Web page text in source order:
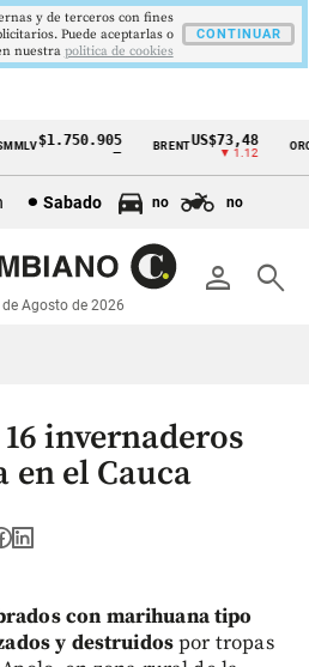
$1.750.905 BRENTUS$73,48
▼ 1.12
ORO
Sabado no no
person search
de Agosto de 2026
invernaderos
en el Cauca
con marihuana tipo
y destruidospor tropas
y de terceros con fines
Puede aceptarlas o
nuestra politica de cookies
CONTINUAR